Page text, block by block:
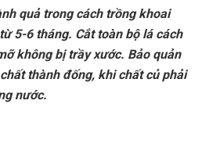
quả trong cách trồng khoai
5-6 tháng. Cắt toàn bộ lá cách
không bị trầy xước. Bảo quản
thành đống, khi chất củ phải
nước.